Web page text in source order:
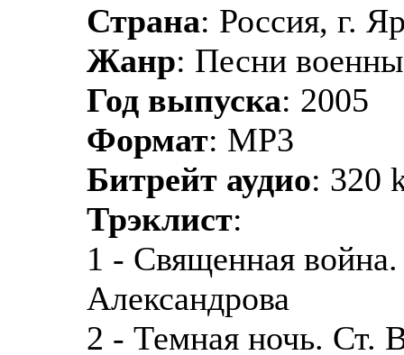
Страна: Россия, г.
Жанр: Песни
Год выпуска: 2005
Формат: MP3
Битрейт аудио: 320
Трэклист:
1 - Священная
Александрова
2 - Темная ночь. Ст.